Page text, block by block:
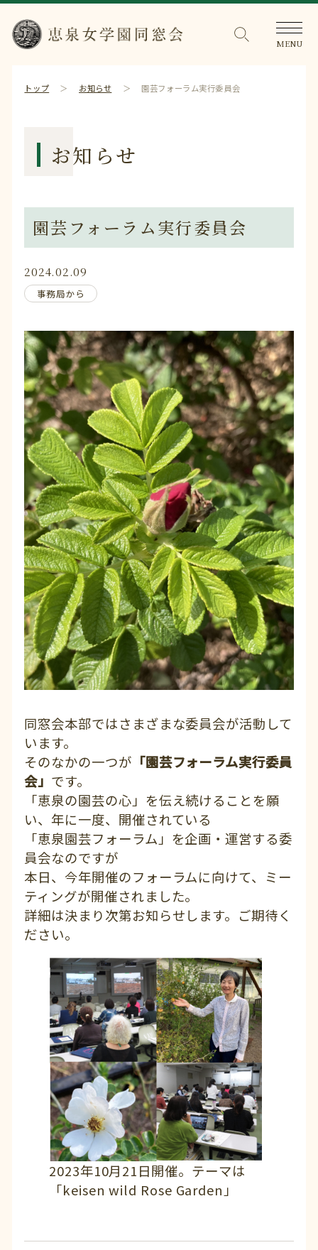
トップ お知らせ 園芸フォーラム実行委員会
お知らせ
園芸フォーラム実行委員会
2024.02.09
事務局から
同窓会本部ではさまざまな委員会が活動して
います。
そのなかの一つが 「園芸フォーラム実行委員
会」 です。
「恵泉の園芸の心」を伝え続けることを願
い、年に一度、開催されている
「恵泉園芸フォーラム」を企画・運営する委
員会なのですが
本日、今年開催のフォーラムに向けて、ミー
ティングが開催されました。
詳細は決まり次第お知らせします。ご期待く
ださい。
2023年10月21日開催。テーマは
「keisen wild Rose Garden」